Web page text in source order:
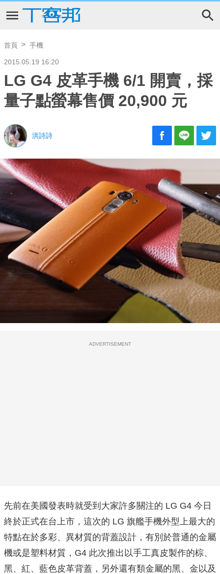
首頁 手機
2015.05.19 16:20
LG G4 皮革手機 6/1 開賣，採
量子點螢幕售價 20,900 元
洪詩詩
ADVERTISEMENT
先前在美國發表時就受到大家許多關注的 LG G4 今日
終於正式在台上市，這次的 LG 旗艦手機外型上最大的
特點在於多彩、異材質的背蓋設計，有別於普通的金屬
機或是塑料材質，G4 此次推出以手工真皮製作的棕、
黑、紅、藍色皮革背蓋，另外還有類金屬的黑、金以及